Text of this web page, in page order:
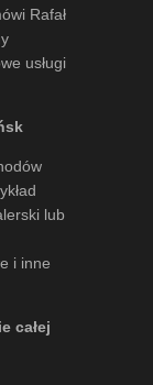
Rafał
usługi
lub
i inne
całej